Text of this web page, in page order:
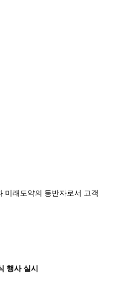
미래도약의 동반자로서 고객
행사 실시